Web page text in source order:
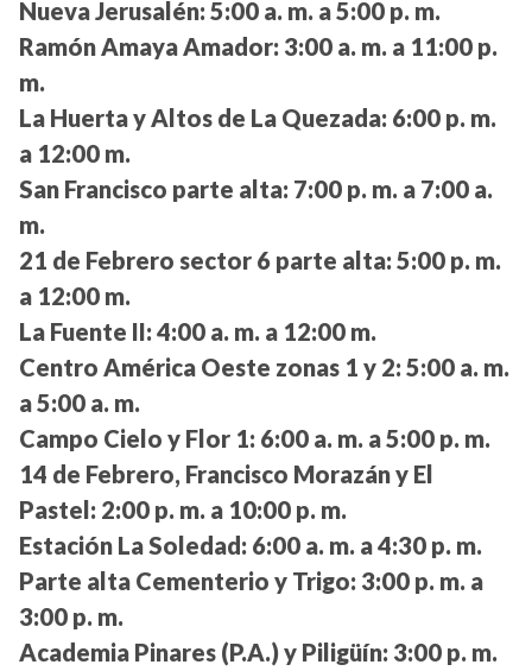
Nueva Jerusalén: 5:00 a. m. a 5:00 p. m.
Ramón Amaya Amador: 3:00 a. m. a 11:00 p.
m.
La Huerta y Altos de La Quezada: 6:00 p. m.
a 12:00 m.
San Francisco parte alta: 7:00 p. m. a 7:00 a.
m.
21 de Febrero sector 6 parte alta: 5:00 p. m.
a 12:00 m.
La Fuente II: 4:00 a. m. a 12:00 m.
Centro América Oeste zonas 1 y 2: 5:00 a. m.
a 5:00 a. m.
Campo Cielo y Flor 1: 6:00 a. m. a 5:00 p. m.
14 de Febrero, Francisco Morazán y El
Pastel: 2:00 p. m. a 10:00 p. m.
Estación La Soledad: 6:00 a. m. a 4:30 p. m.
Parte alta Cementerio y Trigo: 3:00 p. m. a
3:00 p. m.
Academia Pinares (P.A.) y Piligüín: 3:00 p. m.